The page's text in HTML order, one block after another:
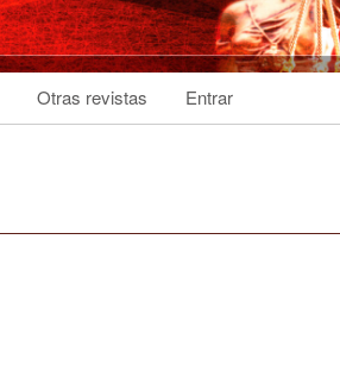
Otras revistas Entrar